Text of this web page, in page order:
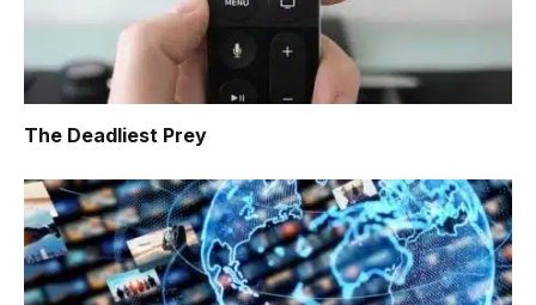
The Deadliest Prey